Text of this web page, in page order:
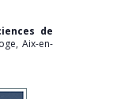
de
Aix-en-